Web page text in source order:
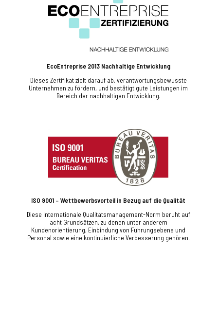
EcoEntreprise 2013 Nachhaltige Entwicklung
Dieses Zertifikat zielt darauf ab, verantwortungsbewusste
Unternehmen zu fördern, und bestätigt gute Leistungen im
Bereich der nachhaltigen Entwicklung.
ISO 9001 – Wettbewerbsvorteil in Bezug auf die Qualität
Diese internationale Qualitätsmanagement-Norm beruht auf
acht Grundsätzen, zu denen unter anderem
Kundenorientierung, Einbindung von Führungsebene und
Personal sowie eine kontinuierliche Verbesserung gehören.